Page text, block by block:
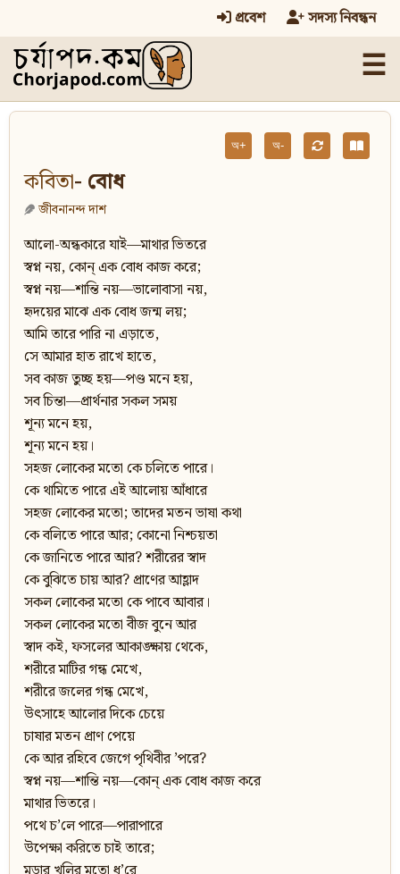
প্রবেশ সদস্য নিবন্ধন
☰
অ+ অ-
কবিতা- বোধ
জীবনানন্দ দাশ
আলো-অন্ধকারে যাই—মাথার ভিতরে
স্বপ্ন নয়, কোন্ এক বোধ কাজ করে;
স্বপ্ন নয়—শান্তি নয়—ভালোবাসা নয়,
হৃদয়ের মাঝে এক বোধ জন্ম লয়;
আমি তারে পারি না এড়াতে,
সে আমার হাত রাখে হাতে,
সব কাজ তুচ্ছ হয়—পণ্ড মনে হয়,
সব চিন্তা—প্রার্থনার সকল সময়
শূন্য মনে হয়,
শূন্য মনে হয়।
সহজ লোকের মতো কে চলিতে পারে।
কে থামিতে পারে এই আলোয় আঁধারে
সহজ লোকের মতো; তাদের মতন ভাষা কথা
কে বলিতে পারে আর; কোনো নিশ্চয়তা
কে জানিতে পারে আর? শরীরের স্বাদ
কে বুঝিতে চায় আর? প্রাণের আহ্লাদ
সকল লোকের মতো কে পাবে আবার।
সকল লোকের মতো বীজ বুনে আর
স্বাদ কই, ফসলের আকাঙ্ক্ষায় থেকে,
শরীরে মাটির গন্ধ মেখে,
শরীরে জলের গন্ধ মেখে,
উৎসাহে আলোর দিকে চেয়ে
চাষার মতন প্রাণ পেয়ে
কে আর রহিবে জেগে পৃথিবীর ’পরে?
স্বপ্ন নয়—শান্তি নয়—কোন্ এক বোধ কাজ করে
মাথার ভিতরে।
পথে চ’লে পারে—পারাপারে
উপেক্ষা করিতে চাই তারে;